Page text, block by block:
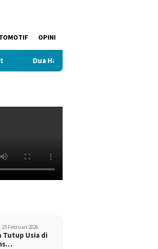
OPINI
Dua Hari Dicari, Warga Bailangu
25 Februari 2026
Tutup Usia di